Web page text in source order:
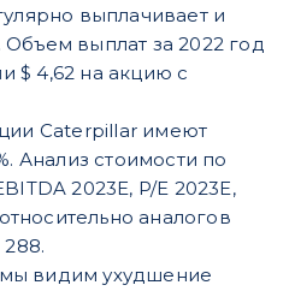
выплачивает и
выплат за 2022 год
$ 4,62 на акцию с
Caterpillar имеют
Анализ стоимости по
2023E, P/E 2023Е,
аналогов
288.
мы видим ухудшение